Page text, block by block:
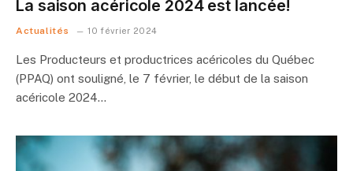
La saison acéricole 2024 est lancée!
Actualités 10 février 2024
Les Producteurs et productrices acéricoles du Québec
(PPAQ) ont souligné, le 7 février, le début de la saison
acéricole 2024…